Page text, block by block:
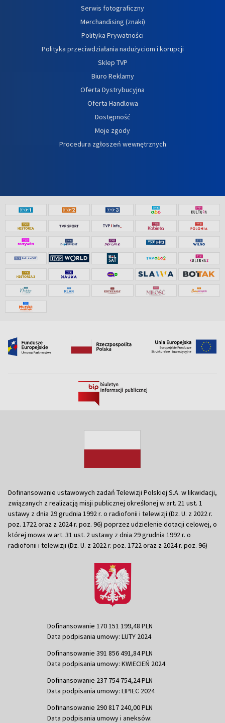
Serwis fotograficzny
Merchandising (znaki)
Polityka Prywatności
Polityka przeciwdziałania nadużyciom i korupcji
Sklep TVP
Biuro Reklamy
Oferta Dystrybucyjna
Oferta Handlowa
Dostępność
Moje zgody
Procedura zgłoszeń wewnętrznych
Dofinansowanie ustawowych zadań Telewizji Polskiej S.A. w likwidacji,
związanych z realizacją misji publicznej określonej w art. 21 ust. 1
ustawy z dnia 29 grudnia 1992 r. o radiofonii i telewizji (Dz. U. z 2022 r.
poz. 1722 oraz z 2024 r. poz. 96) poprzez udzielenie dotacji celowej, o
której mowa w art. 31 ust. 2 ustawy z dnia 29 grudnia 1992 r. o
radiofonii i telewizji (Dz. U. z 2022 r. poz. 1722 oraz z 2024 r. poz. 96)
Dofinansowanie 170 151 199,48 PLN
Data podpisania umowy: LUTY 2024
Dofinansowanie 391 856 491,84 PLN
Data podpisania umowy: KWIECIEŃ 2024
Dofinansowanie 237 754 754,24 PLN
Data podpisania umowy: LIPIEC 2024
Dofinansowanie 290 817 240,00 PLN
Data podpisania umowy i aneksów: